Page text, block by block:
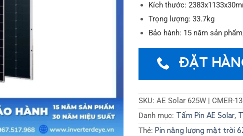
Kích thước:
Trọng lượng: 33.7kg
Bảo hành: 15 năm sản
ĐẶT
SKU: AE Solar 625W | CMER-
Danh mục:
Tấm Pin AE Solar,
Thẻ: Pin năng lượng mặt trời